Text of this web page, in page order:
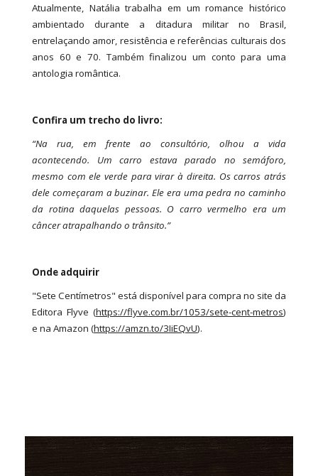
Atualmente, Natália trabalha em um romance histórico
ambientado durante a ditadura militar no Brasil,
entrelaçando amor, resistência e referências culturais dos
anos 60 e 70. Também finalizou um conto para uma
antologia romântica.
Confira um trecho do livro:
“Na rua, em frente ao consultório, olhou a vida
acontecendo. Um carro estava parado no semáforo,
mesmo com ele verde para virar à direita. Os carros atrás
dele começaram a buzinar. Ele era uma pedra no caminho
da rotina daquelas pessoas. O carro vermelho era um
câncer atrapalhando o trânsito.”
Onde adquirir
"Sete Centímetros" está disponível para compra no site da
Editora Flyve (https://flyve.com.br/1053/sete-cent-metros)
e na Amazon (https://amzn.to/3IiEQvU).